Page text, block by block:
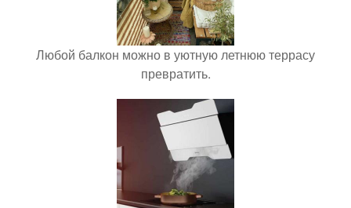
Любой балкон можно в уютную летнюю террасу
превратить.